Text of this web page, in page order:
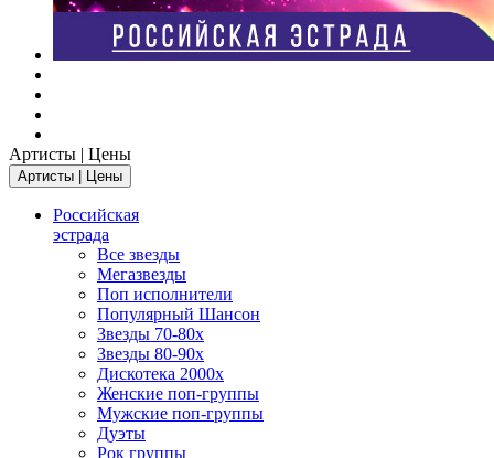
Артисты | Цены
Артисты | Цены
Российская
эстрада
Все звезды
Мегазвезды
Поп исполнители
Популярный Шансон
Звезды 70-80х
Звезды 80-90х
Дискотека 2000х
Женские поп-группы
Мужские поп-группы
Дуэты
Рок группы